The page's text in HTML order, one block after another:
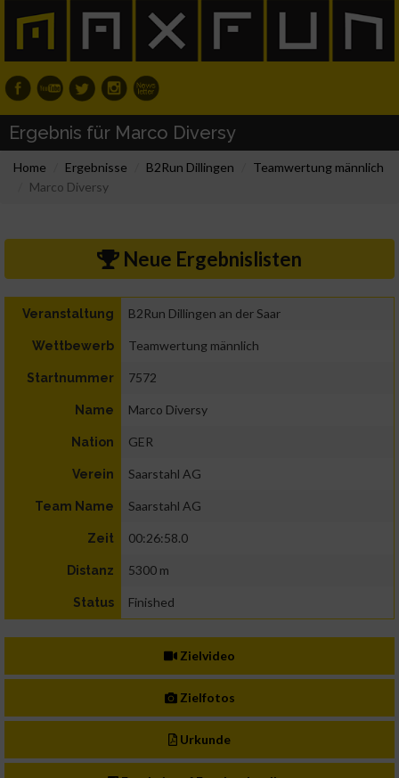
Ergebnis für Marco Diversy
Home Ergebnisse B2Run Dillingen
Teamwertung männlich
Marco Diversy
Neue Ergebnislisten
Veranstaltung B2Run Dillingen an der Saar
Wettbewerb Teamwertung männlich
Startnummer 7572
Name Marco Diversy
Nation GER
Verein Saarstahl AG
Team Name Saarstahl AG
Zeit 00:26:58.0
Distanz 5300 m
Status Finished
Zielvideo
Zielfotos
Urkunde